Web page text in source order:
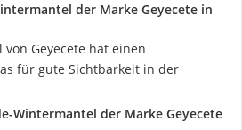
der Marke Geyecete in
Geyecete hat einen
für gute Sichtbarkeit in der
Wintermantel der Marke Geyecete